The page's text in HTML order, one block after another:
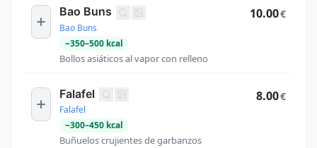
Bao Buns
Bao Buns
~350–500 kcal
Bollos asiáticos al vapor con relleno
10.00€
Falafel
Falafel
~300–450 kcal
Buñuelos crujientes de garbanzos
8.00€